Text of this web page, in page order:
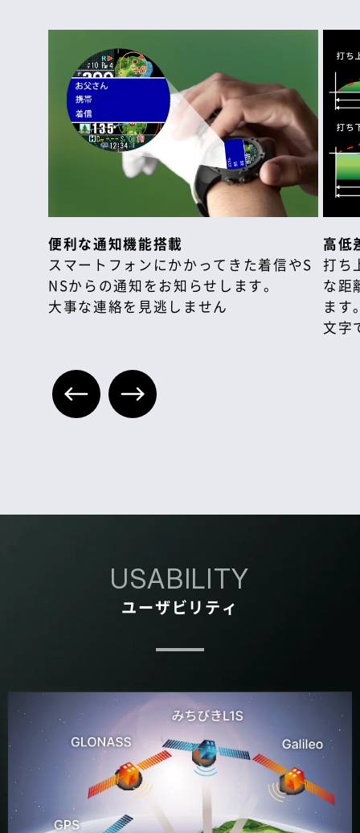
便利な通知機能搭載
スマートフォンにかかってきた着信やS
NSからの通知をお知らせします。
大事な連絡を見逃しません
高低
打ち
な距
ます
文字
USABILITY
ユーザビリティ